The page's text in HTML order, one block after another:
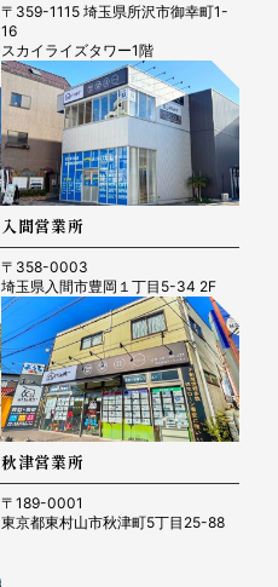
〒359-1115 埼玉県所沢市御幸町1-
16
スカイライズタワー1階
入間営業所
〒358-0003
埼玉県入間市豊岡１丁目5-34 2F
秋津営業所
〒189-0001
東京都東村山市秋津町5丁目25-88